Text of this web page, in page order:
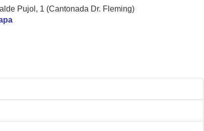
Pujol, 1 (Cantonada Dr. Fleming)